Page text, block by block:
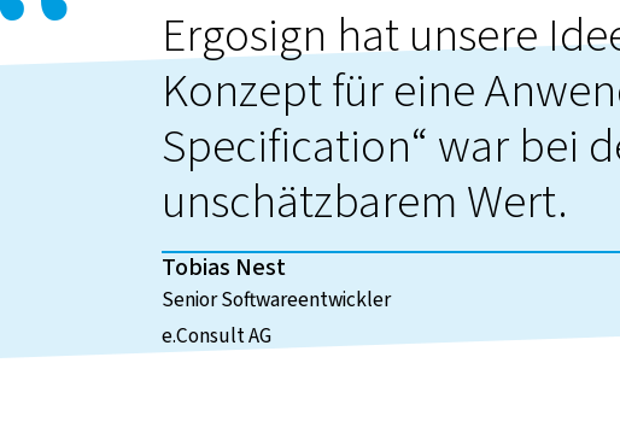
Ergosign hat unsere
Konzept für eine
Specification“ war bei
unschätzbarem Wert.
Tobias Nest
Senior Softwareentwickler
e.Consult AG